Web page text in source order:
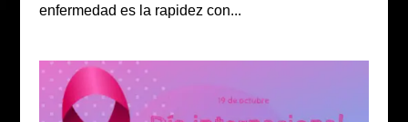
enfermedad es la rapidez con...